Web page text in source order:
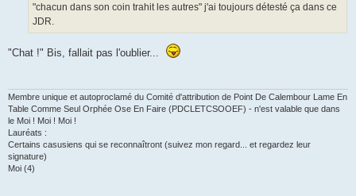
"chacun dans son coin trahit les autres" j'ai toujours détesté ça dans ce
JDR.
"Chat !" Bis, fallait pas l'oublier...
Membre unique et autoproclamé du Comité d'attribution de Point De Calembour Lame En
Table Comme Seul Orphée Ose En Faire (PDCLETCSOOEF) - n'est valable que dans
le Moi ! Moi ! Moi !
Lauréats :
Certains casusiens qui se reconnaîtront (suivez mon regard... et regardez leur
signature)
Moi (4)